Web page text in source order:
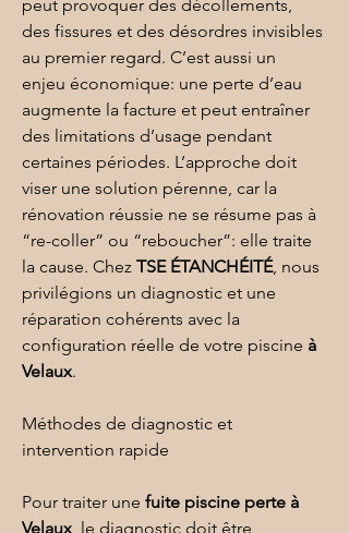
peut provoquer des décollements,
des fissures et des désordres invisibles
au premier regard. C’est aussi un
enjeu économique: une perte d’eau
augmente la facture et peut entraîner
des limitations d’usage pendant
certaines périodes. L’approche doit
viser une solution pérenne, car la
rénovation réussie ne se résume pas à
“re-coller” ou “reboucher”: elle traite
la cause. Chez TSE ÉTANCHÉITÉ, nous
privilégions un diagnostic et une
réparation cohérents avec la
configuration réelle de votre piscine à
Velaux.
Méthodes de diagnostic et
intervention rapide
Pour traiter une fuite piscine perte à
Velaux , le diagnostic doit être